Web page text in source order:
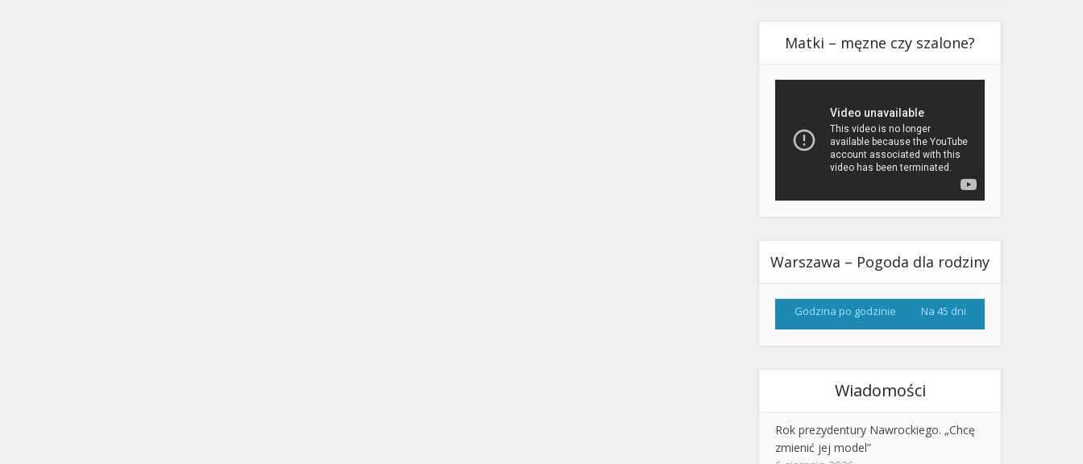
Matki – męzne czy szalone?
Warszawa – Pogoda dla rodziny
Godzina po godzinie Na 45 dni
Wiadomości
Rok prezydentury Nawrockiego. „Chcę
zmienić jej model”